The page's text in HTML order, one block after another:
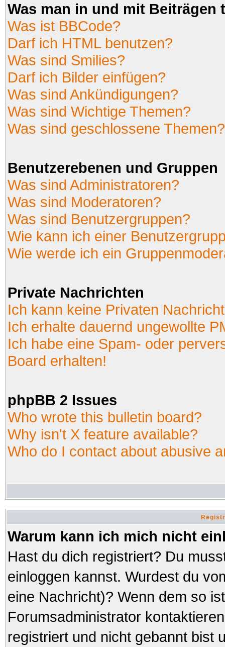
Was man in und mit Beiträgen
Was ist BBCode?
Darf ich HTML benutzen?
Was sind Smilies?
Darf ich Bilder einfügen?
Was sind Ankündigungen?
Was sind Wichtige Themen?
Was sind geschlossene Themen?
Benutzerebenen und Gruppen
Was sind Administratoren?
Was sind Moderatoren?
Was sind Benutzergruppen?
Wie kann ich einer
Wie werde ich ein
Private Nachrichten
Ich kann keine Privaten
Ich erhalte dauernd ungewollte
Ich habe eine Spam- oder
Board erhalten!
phpBB 2 Issues
Who wrote this bulletin board?
Why isn't X feature available?
Who do I contact about abusive
Warum kann ich mich nicht
Hast du dich registriert? Du
einloggen kannst. Wurdest du
eine Nachricht)? Wenn dem so
Forumsadministrator
registriert und nicht gebannt bist